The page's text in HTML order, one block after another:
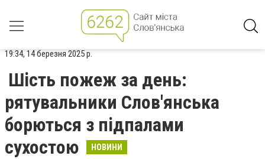
19:34, 14 березня 2025 р.
Шість пожеж за день:
рятувальники Слов'янська
борються з підпалами
сухостою
НОВИНИ